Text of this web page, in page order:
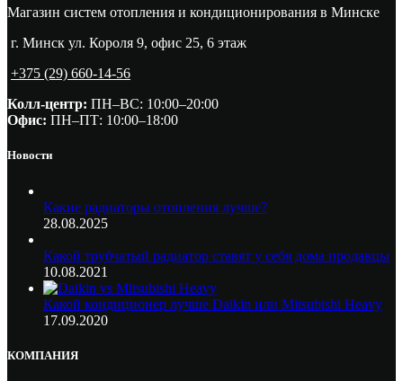
Магазин систем отопления и кондиционирования в Минске
г. Минск ул. Короля 9, офис 25, 6 этаж
+375 (29) 660-14-56
Колл-центр: ПН–ВС: 10:00–20:00​
Офис: ПН–ПТ: 10:00–18:00
Новости
Какие радиаторы отопления лучше?
28.08.2025
Какой трубчатый радиатор ставят у себя дома продавцы
10.08.2021
Какой кондиционер лучше Daikin или Mitsubishi Heavy
17.09.2020
КОМПАНИЯ